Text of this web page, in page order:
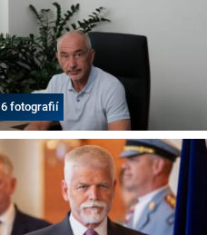
6 fotografií